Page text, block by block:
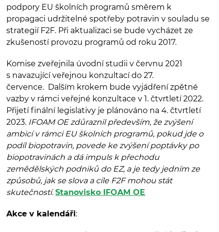
podpory EU školních programů směrem k
propagaci udržitelné spotřeby potravin v souladu se
strategií F2F. Při aktualizaci se bude vycházet ze
zkušeností provozu programů od roku 2017.
Komise zveřejnila úvodní studii v červnu 2021
s navazující veřejnou konzultací do 27.
července. Dalším krokem bude vyjádření zpětné
vazby v rámci veřejné konzultace v 1. čtvrtletí 2022.
Přijetí finální legislativy je plánováno na 4. čtvrtletí
2023. IFOAM OE zdůraznil především, že zvýšení
ambicí v rámci EU školních programů, pokud jde o
podíl biopotravin, povede ke zvýšení poptávky po
biopotravinách a dá impuls k přechodu
zemědělských podniků do EZ, a je tedy jedním ze
způsobů, jak se slova a cíle F2F mohou stát
skutečností. Stanovisko IFOAM OE
Akce v kalendáři: